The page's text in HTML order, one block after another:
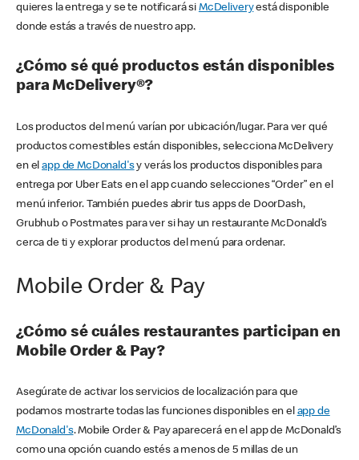
quieres la entrega y se te notificará si McDeliveryestá disponible
donde estás a través de nuestro app.
¿Cómo sé qué productos están disponibles
para McDelivery®?
Los productos del menú varían por ubicación/lugar. Para ver qué
productos comestibles están disponibles, selecciona McDelivery
en elapp de McDonald'sy verás los productos disponibles para
entrega por Uber Eats en el app cuando selecciones “Order” en el
menú inferior. También puedes abrir tus apps de DoorDash,
Grubhub o Postmates para ver si hay un restaurante McDonald’s
cerca de ti y explorar productos del menú para ordenar.
Mobile Order & Pay
¿Cómo sé cuáles restaurantes participan en
Mobile Order & Pay?
Asegúrate de activar los servicios de localización para que
podamos mostrarte todas las funciones disponibles en el app de
McDonald's. Mobile Order & Pay aparecerá en el app de McDonald’s
como una opción cuando estés a menos de 5 millas de un